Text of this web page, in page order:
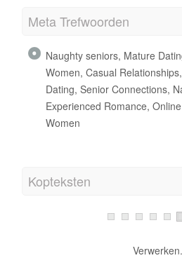
Meta Trefwoorden
Naughty seniors, Mature
Women, Casual
Dating, Senior Connections,
Experienced Romance,
Women
Kopteksten